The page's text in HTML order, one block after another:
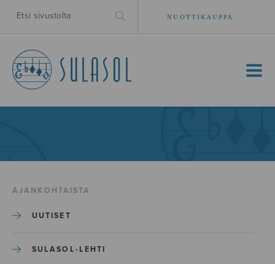
NUOTTIKAUPPA
MENU
AJANKOHTAISTA
UUTISET
SULASOL-LEHTI